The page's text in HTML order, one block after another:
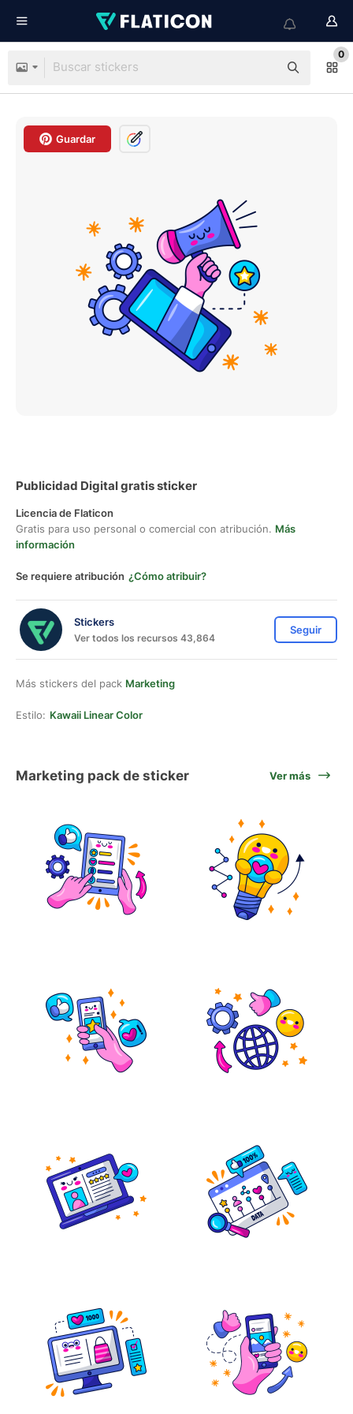
0
Guardar
Publicidad Digital gratis sticker
Licencia de Flaticon
Gratis para uso personal o comercial con atribución. Más
información
Se requiere atribución ¿Cómo atribuir?
Stickers
Ver todos los recursos 43,864
Seguir
Más stickers del pack Marketing
Estilo: Kawaii Linear Color
Marketing pack de sticker Ver más